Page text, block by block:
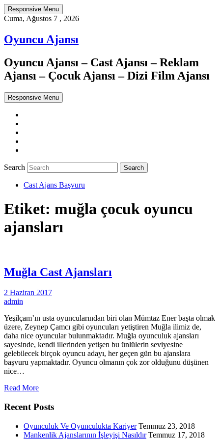
Responsive Menu
Cuma, Ağustos 7 , 2026
Oyuncu Ajansı
Oyuncu Ajansı – Cast Ajansı – Reklam
Ajansı – Çocuk Ajansı – Dizi Film Ajansı
Responsive Menu
Search
Cast Ajans Başvuru
Etiket: muğla çocuk oyuncu
ajansları
Muğla Cast Ajansları
2 Haziran 2017
admin
Yeşilçam’ın usta oyuncularından biri olan Mümtaz Ener başta olmak
üzere, Zeynep Çamcı gibi oyuncuları yetiştiren Muğla ilimiz de,
daha nice oyuncular bulunmaktadır. Muğla oyunculuk ajansları
sayesinde, kendi illerinden yetişen bu ünlülerin seviyesine
gelebilecek birçok oyuncu adayı, her geçen gün bu ajanslara
başvuru yapmaktadır. Oyuncu olmanın çok zor olduğunu düşünen
nice…
Read More
Recent Posts
Oyunculuk Ve Oyunculukta Kariyer Temmuz 23, 2018
Mankenlik Ajanslarının İşleyişi Nasıldır Temmuz 17, 2018